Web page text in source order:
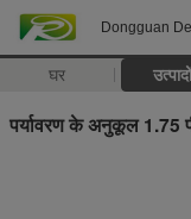
Dongguan
घर उत्पादों
पर्यावरण के अनुकूल 1.75